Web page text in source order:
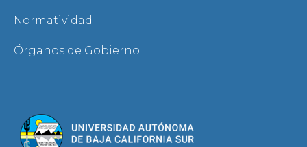
Normatividad
Órganos de Gobierno